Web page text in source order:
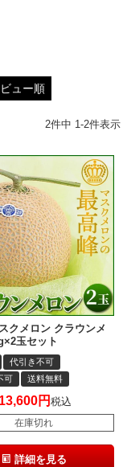
ュー順
2件中 1-2件表示
クメロン クラウンメ
玉セット
代引き不可
可
送料無料
13,600 税込
在庫切れ
詳細を見る